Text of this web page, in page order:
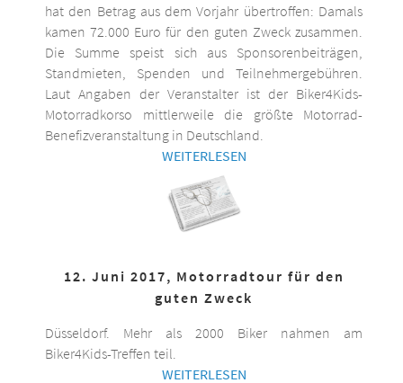
hat den Betrag aus dem Vorjahr übertroffen: Damals
kamen 72.000 Euro für den guten Zweck zusammen.
Die Summe speist sich aus Sponsorenbeiträgen,
Standmieten, Spenden und Teilnehmergebühren.
Laut Angaben der Veranstalter ist der Biker4Kids-
Motorradkorso mittlerweile die größte Motorrad-
Benefizveranstaltung in Deutschland.
WEITERLESEN
12. Juni 2017, Motorradtour für den
guten Zweck
Düsseldorf. Mehr als 2000 Biker nahmen am
Biker4Kids-Treffen teil.
WEITERLESEN